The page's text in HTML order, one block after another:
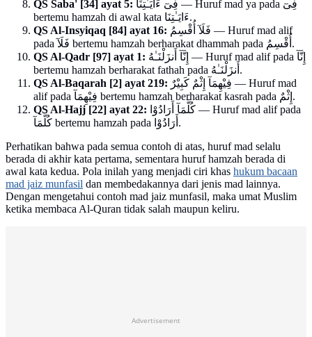
QS Saba' [34] ayat 5:
bertemu hamzah di awal kata ءَايَـٰتِنَا.
QS Al-Insyiqaq [84] ayat 16:
pada فَلَآ bertemu hamzah berharakat dhammah pada أُقْسِمُ.
QS Al-Qadr [97] ayat 1:
bertemu hamzah berharakat fathah pada أَنزَلْنَـٰهُ.
QS Al-Baqarah [2] ayat 219:
alif pada فِيْهِمَآ bertemu hamzah berharakat kasrah pada إِثْمٌ.
QS Al-Hajj [22] ayat 22:
كُلَّمَآ bertemu hamzah pada أَرَادُوْا.
Perhatikan bahwa pada semua contoh di atas, huruf mad selalu
berada di akhir kata pertama, sementara huruf hamzah berada di
awal kata kedua. Pola inilah yang menjadi ciri khas hukum bacaan
mad jaiz munfasil dan membedakannya dari jenis mad lainnya.
Dengan mengetahui contoh mad jaiz munfasil, maka umat Muslim
ketika membaca Al-Quran tidak salah maupun keliru.
Advertisement